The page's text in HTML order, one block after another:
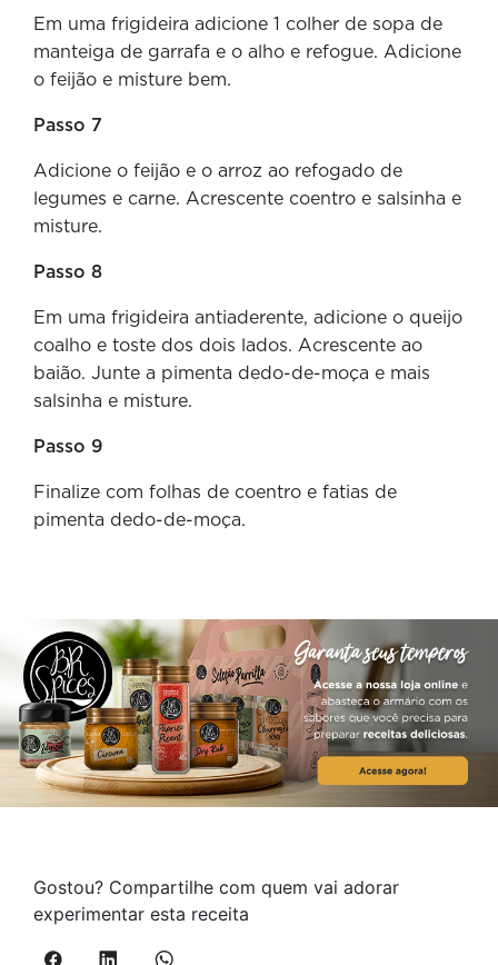
Em uma frigideira adicione 1 colher de sopa de
manteiga de garrafa e o alho e refogue. Adicione
o feijão e misture bem.
Passo 7
Adicione o feijão e o arroz ao refogado de
legumes e carne. Acrescente coentro e salsinha e
misture.
Passo 8
Em uma frigideira antiaderente, adicione o queijo
coalho e toste dos dois lados. Acrescente ao
baião. Junte a pimenta dedo-de-moça e mais
salsinha e misture.
Passo 9
Finalize com folhas de coentro e fatias de
pimenta dedo-de-moça.
Gostou? Compartilhe com quem vai adorar
experimentar esta receita